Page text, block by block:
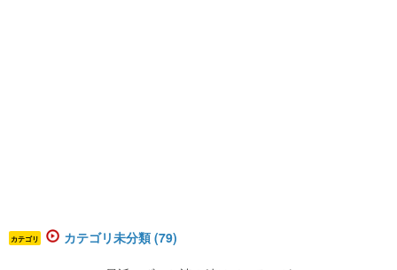
カテゴリ カテゴリ未分類 (79)